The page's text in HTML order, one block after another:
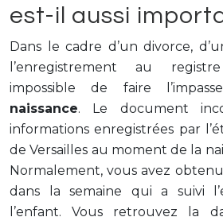
est-il aussi
Dans le cadre d’un divorce,
l’enregistrement au
impossible de faire
naissance. Le document
informations enregistrées par
de Versailles au moment de la
Normalement, vous avez obtenu
dans la semaine qui a suivi
l’enfant. Vous retrouvez la